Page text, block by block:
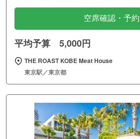
空席確認・予約
平均予算 5,000円
THE ROAST KOBE Meat House
東京駅／東京都